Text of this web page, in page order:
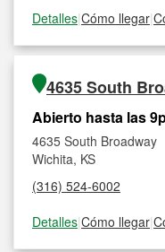
Detalles|Cómo llegar|
4635 South
Abierto hasta las
4635 South Broadway
Wichita, KS
(316) 524-6002
Detalles|Cómo llegar|